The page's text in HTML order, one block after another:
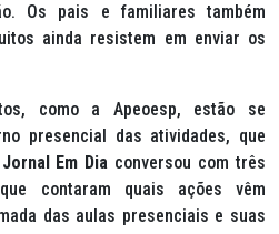
Os pais e familiares também
ainda resistem em enviar os
como a Apeoesp, estão se
presencial das atividades, que
Jornal Em Dia conversou com três
contaram quais ações vêm
das aulas presenciais e suas